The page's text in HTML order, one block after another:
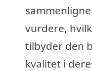
vurdere,
tilbyder den
kvalitet i